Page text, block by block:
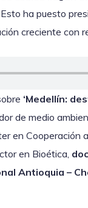
Esto ha puesto
creciente con
‘Medellín:
de medio
en Cooperación
en Bioética,
Antioquia –